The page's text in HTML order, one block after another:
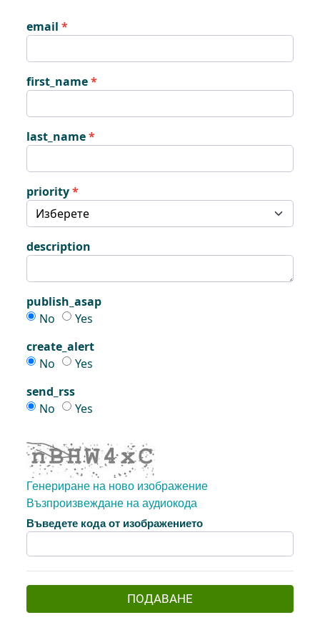
email
first_name
last_name
priority
description
publish_asap
publish_asap
No publish_asap
Yes
create_alert
create_alert
No create_alert
Yes
send_rss
send_rss
No send_rss
Yes
Генериране на ново изображение
Възпроизвеждане на аудиокода
Новото изображение е готово
Въведете кода от изображението